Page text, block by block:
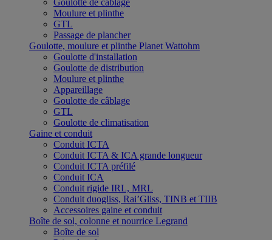
Goulotte de câblage
Moulure et plinthe
GTL
Passage de plancher
Goulotte, moulure et plinthe Planet Wattohm
Goulotte d'installation
Goulotte de distribution
Moulure et plinthe
Appareillage
Goulotte de câblage
GTL
Goulotte de climatisation
Gaine et conduit
Conduit ICTA
Conduit ICTA & ICA grande longueur
Conduit ICTA préfilé
Conduit ICA
Conduit rigide IRL, MRL
Conduit duogliss, Rai’Gliss, TINB et TIIB
Accessoires gaine et conduit
Boîte de sol, colonne et nourrice Legrand
Boîte de sol